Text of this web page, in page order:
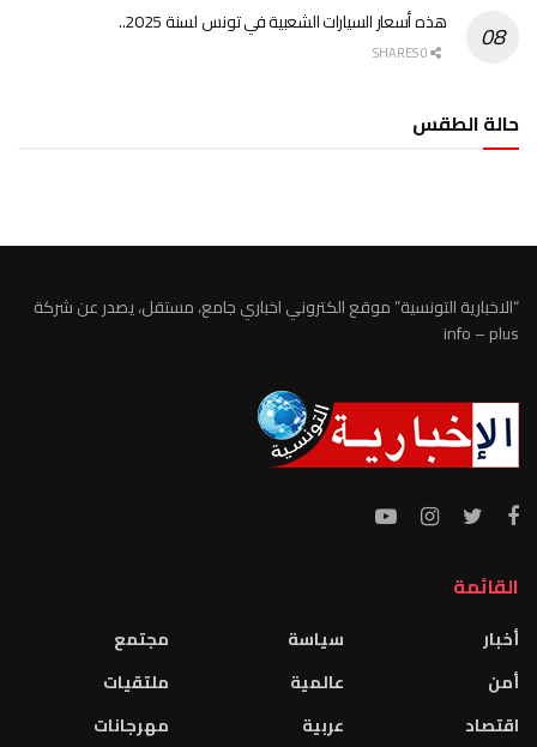
هذه أسعار السيارات الشعبية في تونس لسنة 2025..
حالة الطقس
“الاخبارية التونسية” موقع الكتروني اخباري جامع، مستقل، يصدر عن شركة
info – plus
القائمة
أخبار
أمن
اقتصاد
سياسة
عالمية
عربية
مجتمع
ملتقيات
مهرجانات